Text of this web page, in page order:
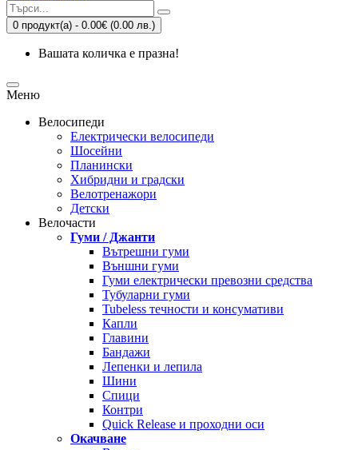
0 продукт(а) - 0.00€ (0.00 лв.)
Вашата количка е празна!
Меню
Велосипеди
Електрически велосипеди
Шосейни
Планински
Хибридни и градски
Велотренажори
Детски
Велочасти
Гуми / Джанти
Вътрешни гуми
Външни гуми
Гуми електрически превозни средства
Тубуларни гуми
Tubeless течности и консумативи
Капли
Главини
Бандажи
Лепенки и лепила
Шини
Спици
Контри
Quick Release и проходни оси
Окачване